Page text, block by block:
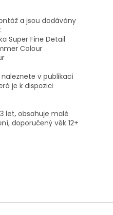
a jsou dodávány
Super Fine Detail
Colour
v publikaci
je k dispozici
let, obsahuje malé
doporučený věk 12+